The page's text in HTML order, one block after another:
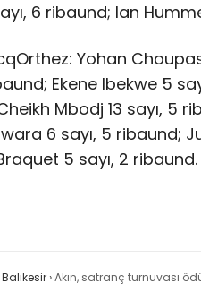
6 ribaund; Ian
Yohan
Ekene Ibekwe 5
Mbodj 13 sayı, 5
6 sayı, 5 ribaund;
5 sayı, 2 ribaund.
Balıkesir›Akın, satranç turnuvası